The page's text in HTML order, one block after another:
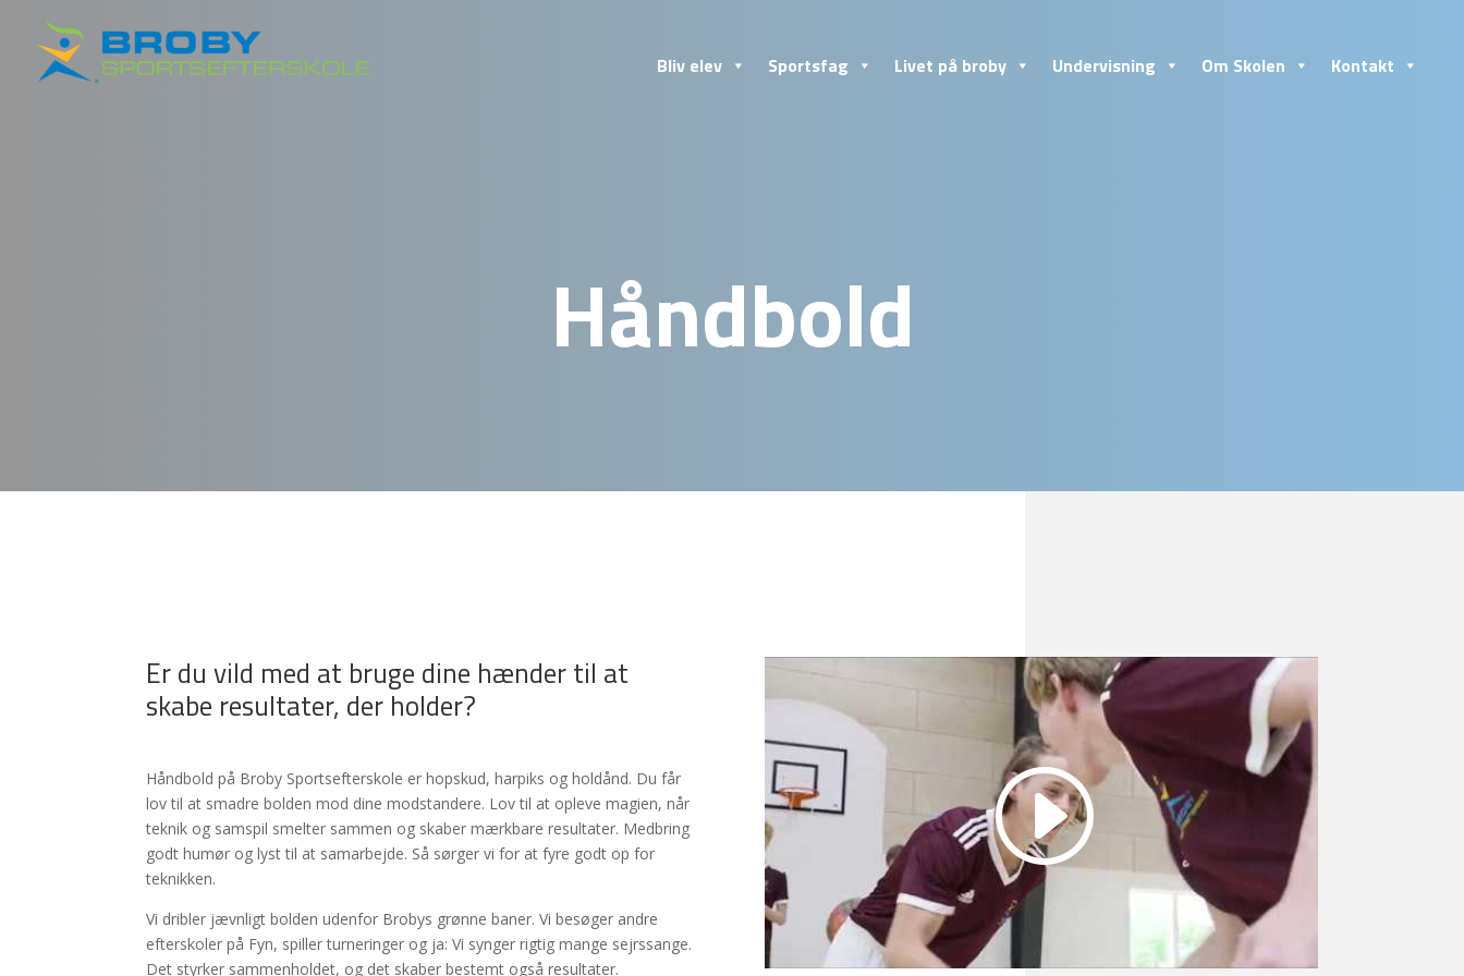
Bliv elev Sportsfag Livet på broby Undervisning Om Skolen Kontakt
Håndbold
Er du vild med at bruge dine hænder til at
skabe resultater, der holder?
Håndbold på Broby Sportsefterskole er hopskud, harpiks og holdånd. Du får
lov til at smadre bolden mod dine modstandere. Lov til at opleve magien, når
teknik og samspil smelter sammen og skaber mærkbare resultater. Medbring
godt humør og lyst til at samarbejde. Så sørger vi for at fyre godt op for
teknikken.
Vi dribler jævnligt bolden udenfor Brobys grønne baner. Vi besøger andre
efterskoler på Fyn, spiller turneringer og ja: Vi synger rigtig mange sejrssange.
Det styrker sammenholdet, og det skaber bestemt også resultater.